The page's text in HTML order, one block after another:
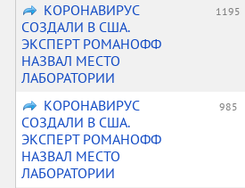
КОРОНАВИРУС
СОЗДАЛИ В США.
ЭКСПЕРТ РОМАНОФФ
НАЗВАЛ МЕСТО
ЛАБОРАТОРИИ
1195
КОРОНАВИРУС
СОЗДАЛИ В США.
ЭКСПЕРТ РОМАНОФФ
НАЗВАЛ МЕСТО
ЛАБОРАТОРИИ
985